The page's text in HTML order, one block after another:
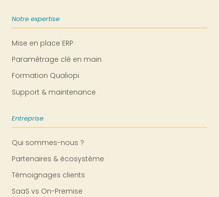
Notre expertise
Mise en place ERP
Paramétrage clé en main
Formation Qualiopi
Support & maintenance
Entreprise
Qui sommes-nous ?
Partenaires & écosystème
Témoignages clients
SaaS vs On-Premise